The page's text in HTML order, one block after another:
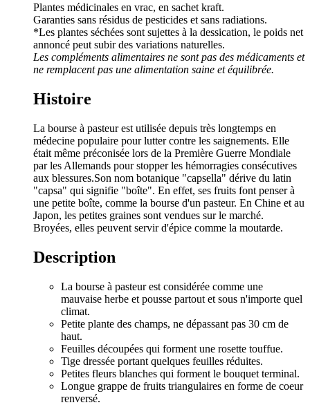
Plantes médicinales en vrac, en sachet kraft.
Garanties sans résidus de pesticides et sans radiations.
*Les plantes séchées sont sujettes à la dessication, le poids net
annoncé peut subir des variations naturelles.
Les compléments alimentaires ne sont pas des médicaments et
ne remplacent pas une alimentation saine et équilibrée.
Histoire
La bourse à pasteur est utilisée depuis très longtemps en
médecine populaire pour lutter contre les saignements. Elle
était même préconisée lors de la Première Guerre Mondiale
par les Allemands pour stopper les hémorragies consécutives
aux blessures.Son nom botanique "capsella" dérive du latin
"capsa" qui signifie "boîte". En effet, ses fruits font penser à
une petite boîte, comme la bourse d'un pasteur. En Chine et au
Japon, les petites graines sont vendues sur le marché.
Broyées, elles peuvent servir d'épice comme la moutarde.
Description
La bourse à pasteur est considérée comme une
mauvaise herbe et pousse partout et sous n'importe quel
climat.
Petite plante des champs, ne dépassant pas 30 cm de
haut.
Feuilles découpées qui forment une rosette touffue.
Tige dressée portant quelques feuilles réduites.
Petites fleurs blanches qui forment le bouquet terminal.
Longue grappe de fruits triangulaires en forme de coeur
renversé.